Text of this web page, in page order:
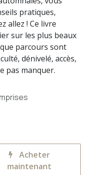
pratiques,
allez ! Ce livre
sur les plus beaux
parcours sont
dénivelé, accès,
pas manquer.
Acheter
maintenant